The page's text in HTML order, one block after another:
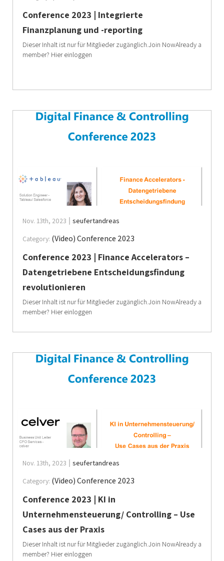
Conference 2023 | Integrierte
Finanzplanung und -reporting
Dieser Inhalt ist nur für Mitglieder zugänglich.Join NowAlready a
member? Hier einloggen
Nov. 13th, 2023
seufertandreas
Category: (Video) Conference 2023
Conference 2023 | Finance Accelerators –
Datengetriebene Entscheidungsfindung
revolutionieren
Dieser Inhalt ist nur für Mitglieder zugänglich.Join NowAlready a
member? Hier einloggen
Nov. 13th, 2023
seufertandreas
Category: (Video) Conference 2023
Conference 2023 | KI in
Unternehmensteuerung/ Controlling – Use
Cases aus der Praxis
Dieser Inhalt ist nur für Mitglieder zugänglich.Join NowAlready a
member? Hier einloggen